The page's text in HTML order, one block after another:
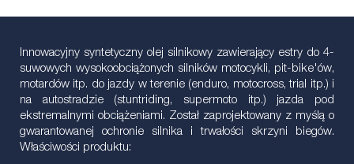
Innowacyjny syntetyczny olej silnikowy zawierający estry do 4-
suwowych wysokoobciążonych silników motocykli, pit-bike'ów,
motardów itp. do jazdy w terenie (enduro, motocross, trial itp.) i
na autostradzie (stuntriding, supermoto itp.) jazda pod
ekstremalnymi obciążeniami. Został zaprojektowany z myślą o
gwarantowanej ochronie silnika i trwałości skrzyni biegów.
Właściwości produktu: